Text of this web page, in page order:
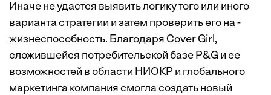
Иначе не удастся выявить логику того или иного
варианта стратегии и затем проверить его на ­
жизнеспособность. Благодаря Cover Girl,
сложившейся потребительской базе P&G и ее
возможностей в области НИОКР и глобального
маркетинга компания смогла создать новый